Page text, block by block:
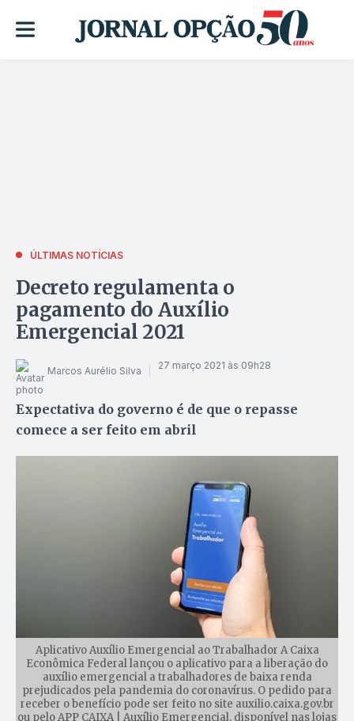
ÚLTIMAS NOTÍCIAS
Decreto regulamenta o
pagamento do Auxílio
Emergencial 2021
Marcos Aurélio Silva 27 março 2021 às 09h28
Expectativa do governo é de que o repasse
comece a ser feito em abril
Aplicativo Auxílio Emergencial ao Trabalhador A Caixa
Econômica Federal lançou o aplicativo para a liberação do
auxílio emergencial a trabalhadores de baixa renda
prejudicados pela pandemia do coronavírus. O pedido para
receber o benefício pode ser feito no site auxilio.caixa.gov.br
ou pelo APP CAIXA | Auxílio Emergencial, disponível nas lojas